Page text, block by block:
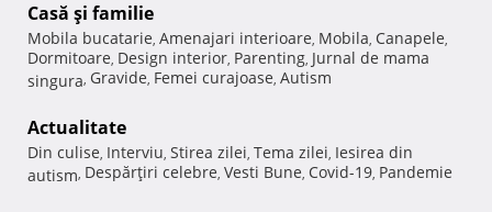
Casă şi familie
Mobila bucatarie, Amenajari interioare, Mobila, Canapele,
Dormitoare, Design interior, Parenting, Jurnal de mama
singura, Gravide, Femei curajoase, Autism
Actualitate
Din culise, Interviu, Stirea zilei, Tema zilei, Iesirea din
autism, Despărţiri celebre, Vesti Bune, Covid-19, Pandemie